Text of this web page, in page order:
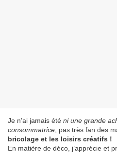
Je n’ai jamais été ni une grande
consommatrice , pas très fan des
bricolage et les loisirs créatifs !
En matière de déco, j’apprécie et